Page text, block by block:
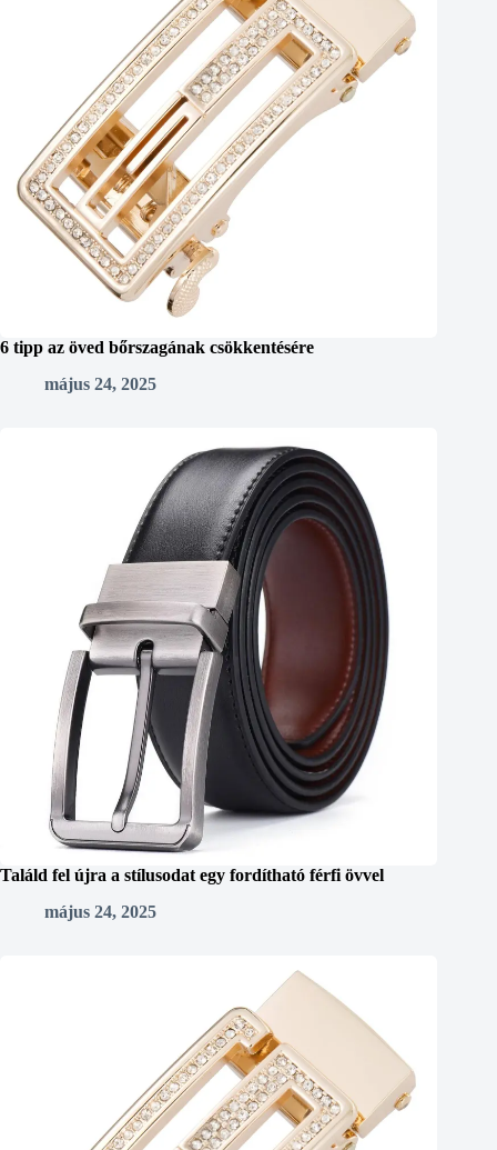
6 tipp az öved bőrszagának csökkentésére
május 24, 2025
Találd fel újra a stílusodat egy fordítható férfi övvel
május 24, 2025